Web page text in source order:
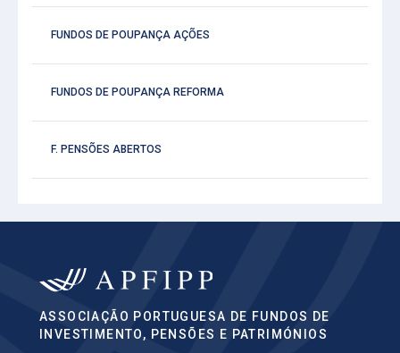
FUNDOS DE POUPANÇA AÇÕES
FUNDOS DE POUPANÇA REFORMA
F. PENSÕES ABERTOS
ASSOCIAÇÃO PORTUGUESA DE FUNDOS DE
INVESTIMENTO, PENSÕES E PATRIMÓNIOS